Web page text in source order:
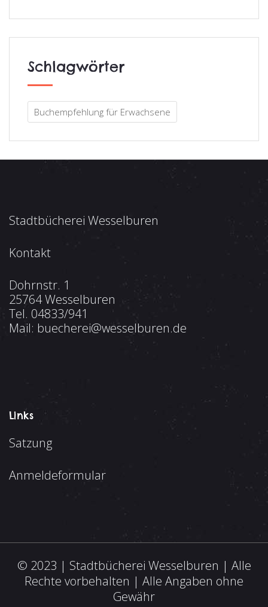
Schlagwörter
Buchempfehlung für Erwachsene
Stadtbücherei Wesselburen
Kontakt
Dohrnstr. 1
25764 Wesselburen
Tel. 04833/941
Mail: buecherei@wesselburen.de
Links
Satzung
Anmeldeformular
© 2023 | Stadtbücherei Wesselburen | Alle
Rechte vorbehalten | Alle Angaben ohne
Gewähr